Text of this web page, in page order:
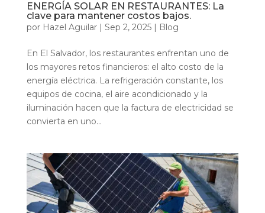
ENERGÍA SOLAR EN RESTAURANTES: La
clave para mantener costos bajos.
por Hazel Aguilar| Sep 2, 2025| Blog
En El Salvador, los restaurantes enfrentan uno de
los mayores retos financieros: el alto costo de la
energía eléctrica. La refrigeración constante, los
equipos de cocina, el aire acondicionado y la
iluminación hacen que la factura de electricidad se
convierta en uno...